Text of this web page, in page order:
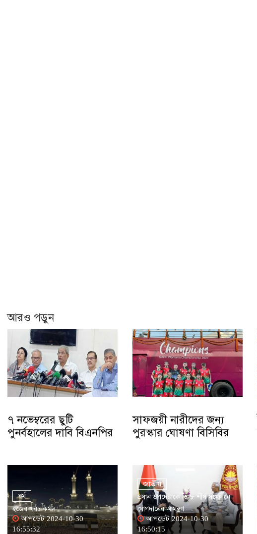
আরও পড়ুন
৭ নভেম্বরের ছুটি
পুনর্বহালের দাবি বিএনপির
সাফজয়ী নারীদের জন্য
পুরস্কার ঘোষণা বিসিবির
ধর্ম
হজের খরচ কমল
আপডেট 2024-10-30
16:55:32
জাতীয়
প্রধান উপদেষ্টাকে ডি-৮ শীর্ষ সম্মেলনে
যোগদানের আমন্ত্রণ
আপডেট 2024-10-30
16:50:15